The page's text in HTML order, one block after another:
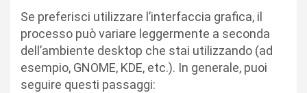
Se preferisci utilizzare l’interfaccia grafica, il
processo può variare leggermente a seconda
dell’ambiente desktop che stai utilizzando (ad
esempio, GNOME, KDE, etc.). In generale, puoi
seguire questi passaggi: